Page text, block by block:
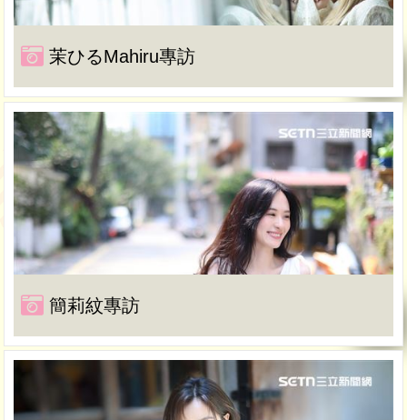
茉ひるMahiru專訪
簡莉紋專訪